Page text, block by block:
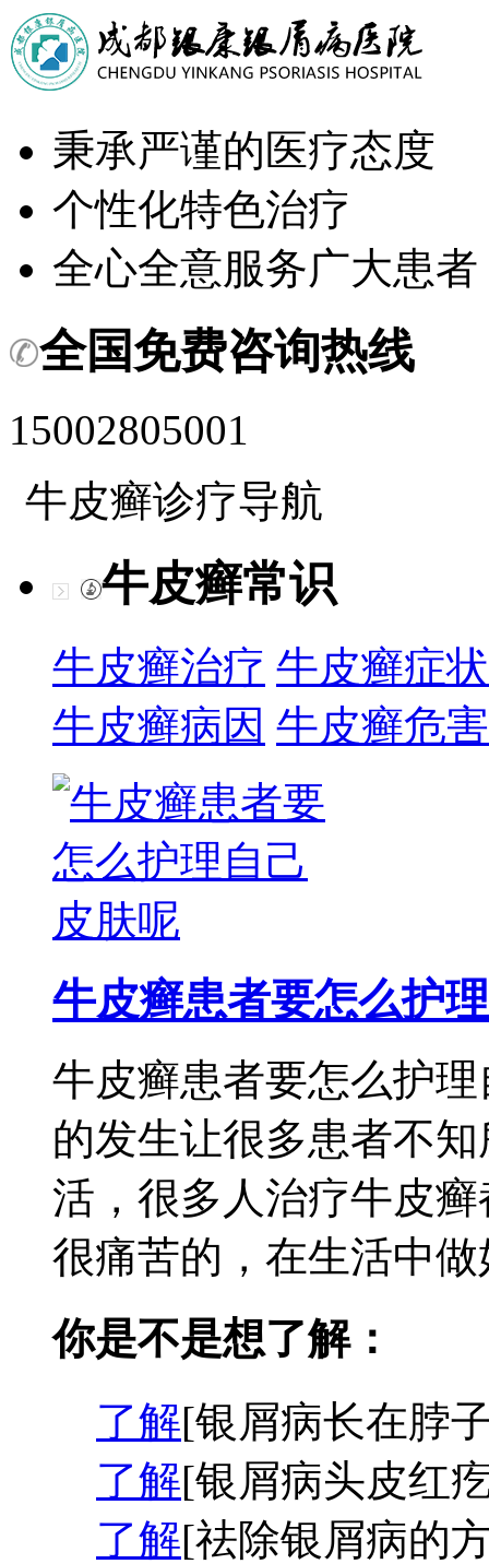
秉承严谨的医疗态度
个性化特色治疗
全心全意服务广大患者
全国免费咨询热线
15002805001
牛皮癣诊疗导航
牛皮癣常识
牛皮癣治疗 牛皮癣症状
牛皮癣病因 牛皮癣危害
牛皮癣患者要怎么护理
牛皮癣患者要怎么护
的发生让很多患者不
活，很多人治疗牛皮
很痛苦的，在生活中
你是不是想了解：
了解[银屑病长在脖
了解[银屑病头皮红
了解[祛除银屑病的